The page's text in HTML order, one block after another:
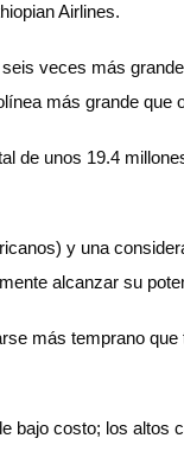
Airlines.
veces más
más grande que
de unos 19.4
y una
alcanzar su
más temprano
costo; los altos